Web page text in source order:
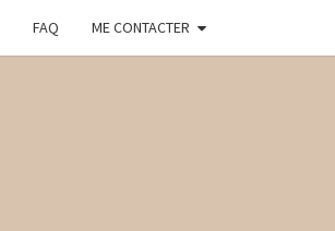
FAQ ME CONTACTER